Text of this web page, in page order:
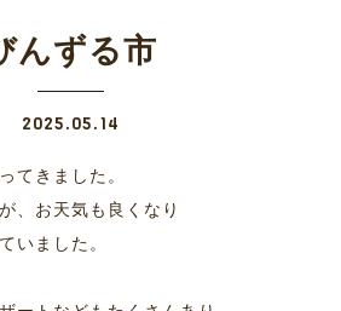
んずる市
2025.05.14
てきました。
、お天気も良くなり
いました。